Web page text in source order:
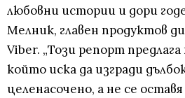
любовни истории и дори
Мелник, главен продуктов
Viber. „Този репорт предлага
който иска да изгради
целенасочено, а не се